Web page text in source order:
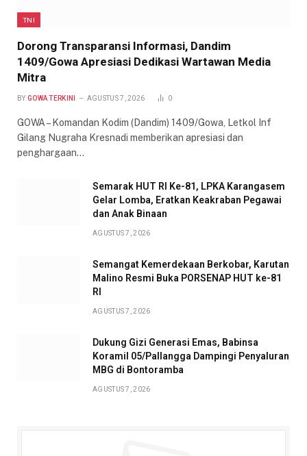
TNI
Dorong Transparansi Informasi, Dandim
1409/Gowa Apresiasi Dedikasi Wartawan Media
Mitra
BY GOWA TERKINI AGUSTUS 7, 2026 0
GOWA – Komandan Kodim (Dandim) 1409/Gowa, Letkol Inf
Gilang Nugraha Kresnadi memberikan apresiasi dan
penghargaan…
Semarak HUT RI Ke-81, LPKA Karangasem
Gelar Lomba, Eratkan Keakraban Pegawai
dan Anak Binaan
AGUSTUS 7, 2026
Semangat Kemerdekaan Berkobar, Karutan
Malino Resmi Buka PORSENAP HUT ke-81
RI
AGUSTUS 7, 2026
Dukung Gizi Generasi Emas, Babinsa
Koramil 05/Pallangga Dampingi Penyaluran
MBG di Bontoramba
AGUSTUS 7, 2026